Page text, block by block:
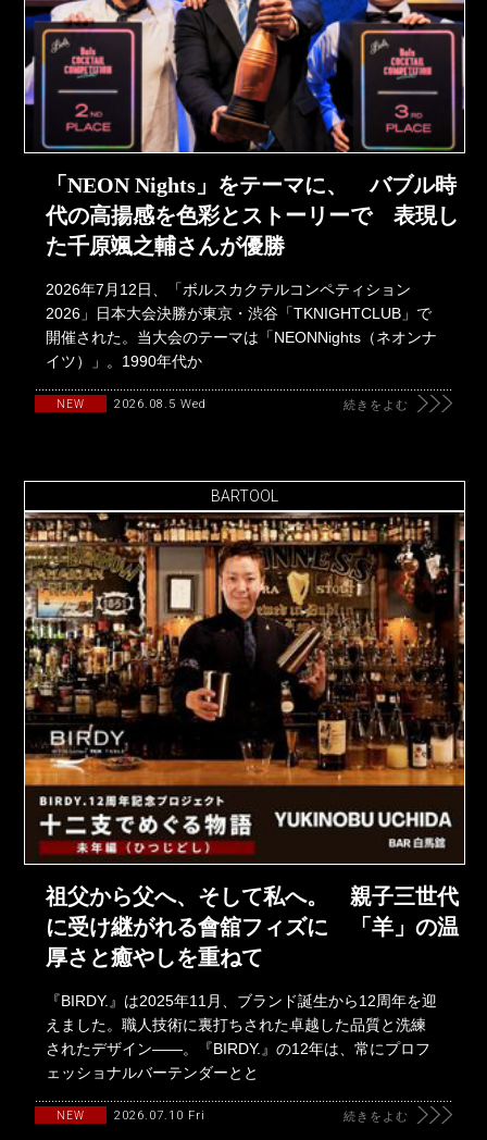
「NEON Nights」をテーマに、 バブル時
代の高揚感を色彩とストーリーで 表現し
た千原颯之輔さんが優勝
2026年7月12日、「ボルスカクテルコンペティション
2026」日本大会決勝が東京・渋谷「TKNIGHTCLUB」で
開催された。当大会のテーマは「NEONNights（ネオンナ
イツ）」。1990年代か
NEW 2026.08.5 Wed 続きをよむ
BARTOOL
祖父から父へ、そして私へ。 親子三世代
に受け継がれる會舘フィズに 「羊」の温
厚さと癒やしを重ねて
『BIRDY.』は2025年11月、ブランド誕生から12周年を迎
えました。職人技術に裏打ちされた卓越した品質と洗練
されたデザイン――。『BIRDY.』の12年は、常にプロフ
ェッショナルバーテンダーとと
NEW 2026.07.10 Fri 続きをよむ